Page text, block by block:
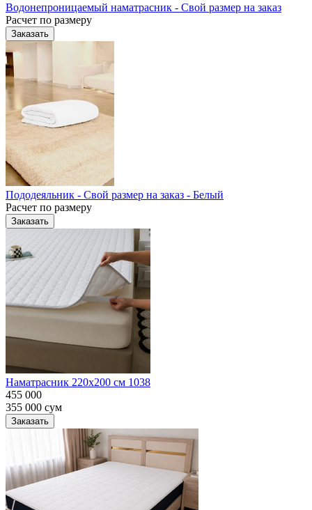
Водонепроницаемый наматрасник - Свой размер на заказ
Расчет по размеру
Заказать
Пододеяльник - Свой размер на заказ - Белый
Расчет по размеру
Заказать
Наматрасник 220х200 см 1038
455 000
355 000 сум
Заказать